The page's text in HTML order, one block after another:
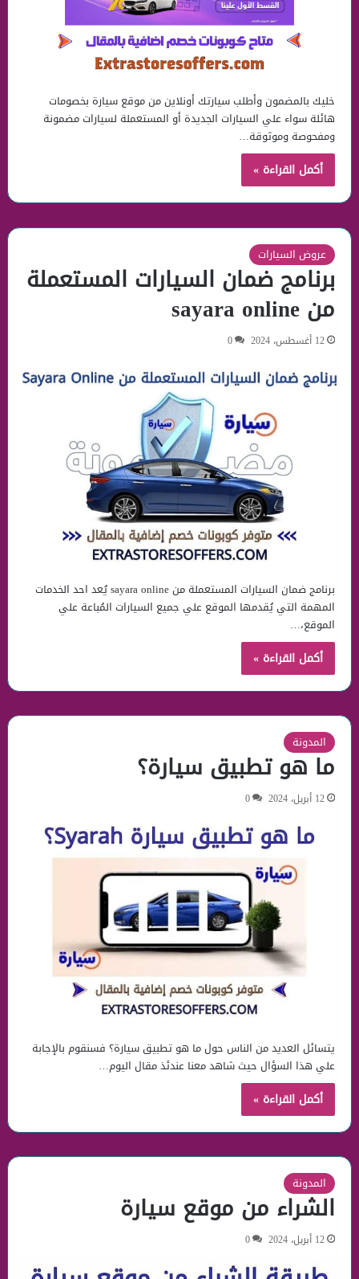
خليك بالمضمون وأطلب سيارتك أونلاين من موقع سيارة بخصومات
هائلة سواء علي السيارات الجديدة أو المستعملة لسيارات مضمونة
ومفحوصة وموثوقة…
أكمل القراءة »
عروض السيارات
برنامج ضمان السيارات المستعملة
من sayara online
12 أغسطس، 2024 0
برنامج ضمان السيارات المستعملة من sayara online يُعد احد الخدمات
المهمة التي يُقدمها الموقع علي جميع السيارات المُباعة علي
الموقع،…
أكمل القراءة »
المدونة
ما هو تطبيق سيارة؟
12 أبريل، 2024 0
يتسائل العديد من الناس حول ما هو تطبيق سيارة؟ فسنقوم بالإجابة
علي هذا السؤال حيث شاهد معنا عندئذ مقال اليوم…
أكمل القراءة »
المدونة
الشراء من موقع سيارة
12 أبريل، 2024 0